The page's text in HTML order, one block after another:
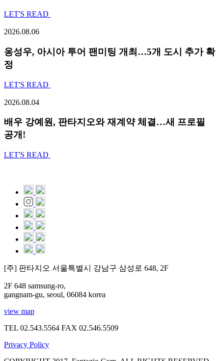
LET'S READ
2026.08.06
옹성우, 아시아 투어 팬미팅 개최…5개 도시 추가 확
정
LET'S READ
2026.08.04
배우 강예원, 판타지오와 재계약 체결…새 프로필
공개!
LET'S READ
[주] 판타지오 서울특별시 강남구 삼성로 648, 2F
2F 648 samsung-ro,
gangnam-gu, seoul, 06084 korea
view map
TEL 02.543.5564 FAX 02.546.5509
Privacy Policy